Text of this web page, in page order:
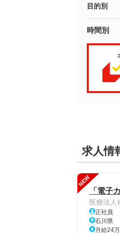
目的別
時間別
求人情
NEW
「電子
医療法人
正社員
石川県
月給24